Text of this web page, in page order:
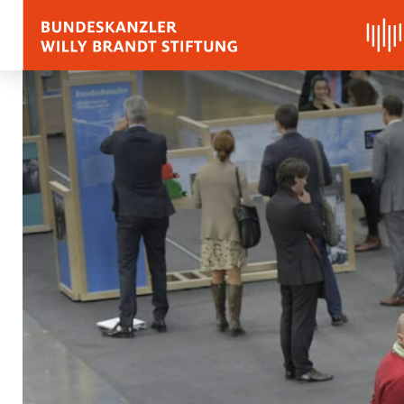
BIOGRAPHY
QUOTES, SPEECHES
APPRAISALS
Quotes
Speeches
Voices on Willy Brandt